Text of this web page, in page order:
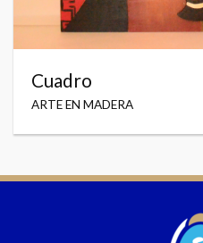
Cuadro
ARTE EN MADERA